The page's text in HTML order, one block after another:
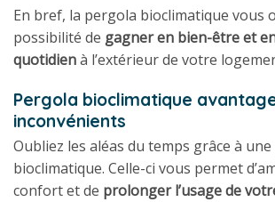
En bref, la pergola bioclimatique vous
possibilité de gagner en bien-être et
quotidienà l’extérieur de votre
Pergola bioclimatique
inconvénients
Oubliez les aléas du temps grâce à
bioclimatique. Celle-ci vous permet
confort et de prolonger l’usage de